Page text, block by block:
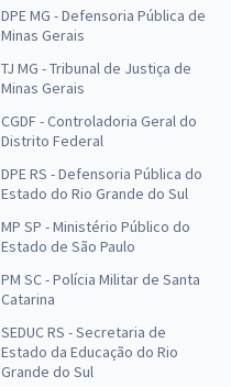
DPE MG - Defensoria Pública de
Minas Gerais
TJ MG - Tribunal de Justiça de
Minas Gerais
CGDF - Controladoria Geral do
Distrito Federal
DPE RS - Defensoria Pública do
Estado do Rio Grande do Sul
MP SP - Ministério Público do
Estado de São Paulo
PM SC - Polícia Militar de Santa
Catarina
SEDUC RS - Secretaria de
Estado da Educação do Rio
Grande do Sul